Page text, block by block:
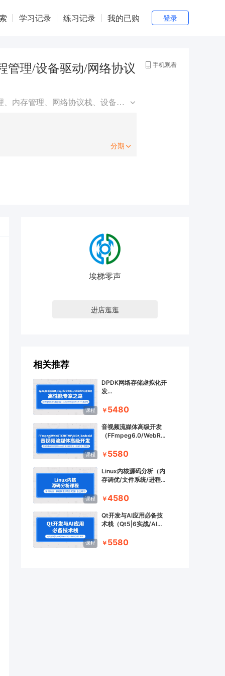
登录
我的已购
练习记录
学习记录
管理/设备驱动/网络协议
本课程精选5大主题深入剖析，提升内核开发者技术水平：进程管理、内存管理、网络协议栈、设备驱动管理以及文件系统及内核组件。学习后，你将掌握内核开发的核心技术，提高自身竞争力。
分期
手机观看
埃梯零声
进店逛逛
相关推荐
课程
DPDK网络存储虚拟化开
发
￥ 5480
课程
音视频流媒体高级开发
（FFmpeg6.0/WebRTC/RTMP/RTSP/
￥ 5580
课程
Linux内核源码分析（内
存调优/文件系统/进程管
栈）
￥4580
课程
Qt开发与AI应用必备技
术栈（Qt5|6实战/AI应
￥ 5580